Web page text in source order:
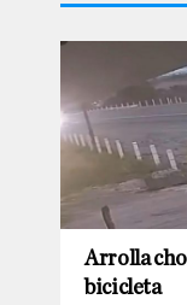
Arrolla
bicicleta